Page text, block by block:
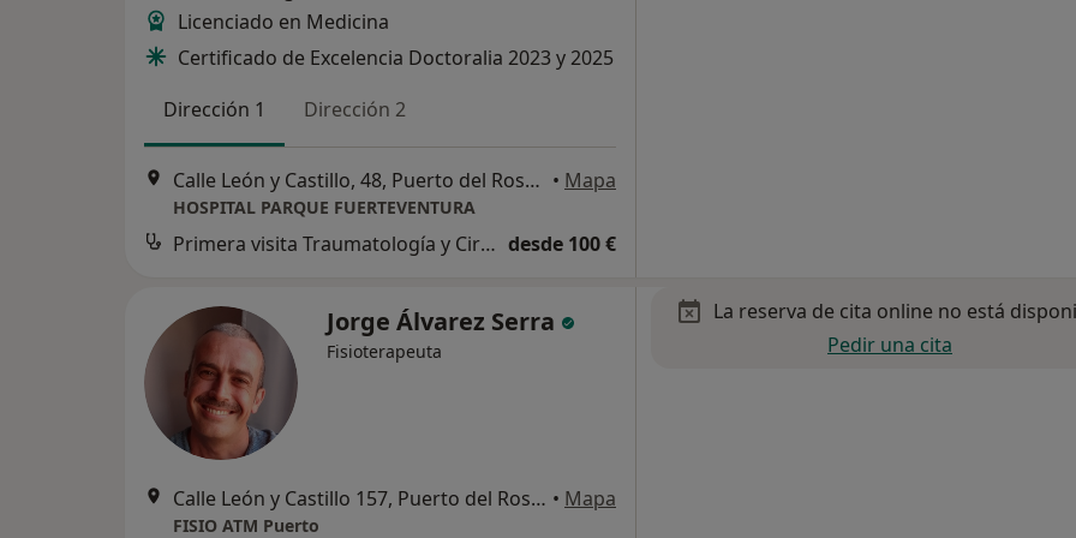
Licenciado en Medicina
Certificado de Excelencia Doctoralia 2023 y 2025
Dirección 1
Dirección 2
Calle León y Castillo, 48, Puerto del Rosario • Mapa
HOSPITAL PARQUE FUERTEVENTURA
Primera visita Traumatología y Cirugía Ortopédica desde 100 €
Jorge Álvarez Serra
Fisioterapeuta
Calle León y Castillo 157, Puerto del Rosario • Mapa
FISIO ATM Puerto
La reserva de cita online no está
Pedir una cita